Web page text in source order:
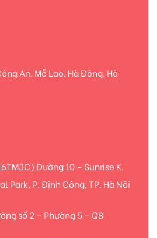
An, Mỗ Lao, Hà Đông, Hà
Đường 10 – Sunrise K,
Park, P. Định Công, TP. Hà Nội
số 2 – Phường 5 – Q8